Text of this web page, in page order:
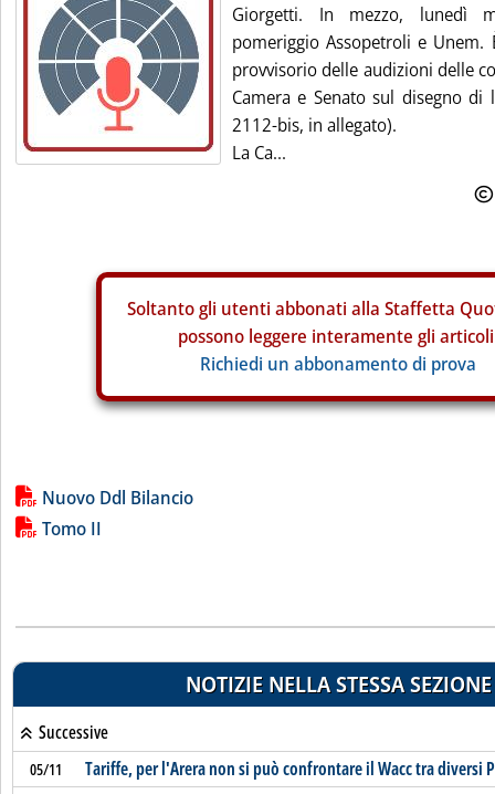
Giorgetti. In mezzo, lunedì
pomeriggio Assopetroli e Unem.
provvisorio delle audizioni delle
Camera e Senato sul disegno
2112-bis, in allegato).
La Ca...
Soltanto gli utenti abbonati alla Staffetta
possono leggere interamente gli
Richiedi un abbonamento di prova
Lista allegati PDF alla notizia
Nuovo Ddl Bilancio
Tomo II
NOTIZIE NELLA STESSA SEZIONE
Successive
05/11 Tariffe, per l'Arera non si può confrontare il Wacc tra diversi